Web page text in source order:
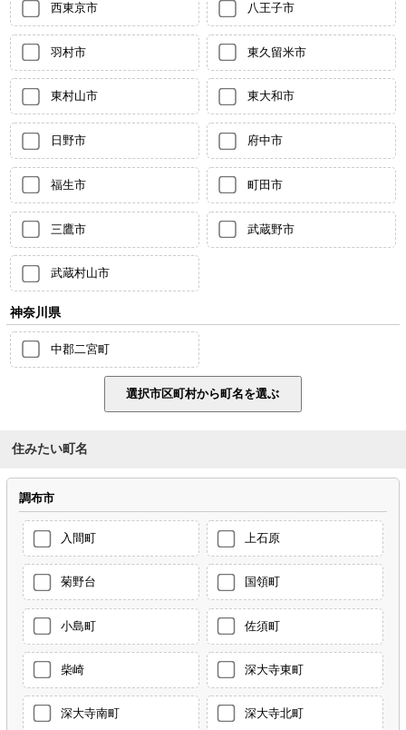
西東京市 八王子市
羽村市 東久留米市
東村山市 東大和市
日野市 府中市
福生市 町田市
三鷹市 武蔵野市
武蔵村山市
神奈川県
中郡二宮町
住みたい町名
調布市
入間町 上石原
菊野台 国領町
小島町 佐須町
柴崎 深大寺東町
深大寺南町 深大寺北町